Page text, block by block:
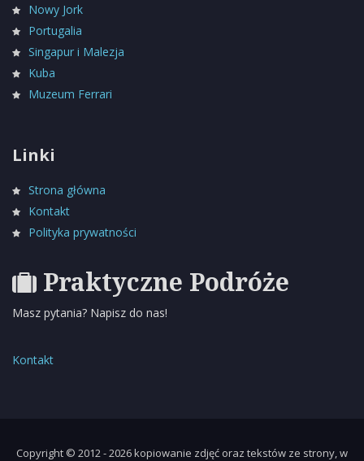
Nowy Jork
Portugalia
Singapur i Malezja
Kuba
Muzeum Ferrari
Linki
Strona główna
Kontakt
Polityka prywatności
Praktyczne Podróże
Masz pytania? Napisz do nas!
Kontakt
Copyright © 2012 - 2026 kopiowanie zdjęć oraz tekstów ze strony, w